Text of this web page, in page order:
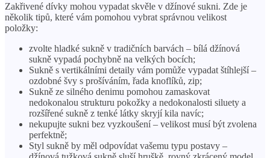
Zakřivené dívky mohou vypadat skvěle v džínové sukni. Zde je
několik tipů, které vám pomohou vybrat správnou velikost
položky:
zvolte hladké sukně v tradičních barvách – bílá džínová
sukně vypadá pochybně na velkých bocích;
Sukně s vertikálními detaily vám pomůže vypadat štíhlejší –
ozdobné švy s prošíváním, řada knoflíků, zip;
Sukně ze silného denimu pomohou zamaskovat
nedokonalou strukturu pokožky a nedokonalosti siluety a
rozšířené sukně z tenké látky skryjí kila navíc;
nekupujte sukni bez vyzkoušení – velikost musí být zvolena
perfektně;
Styl sukně by měl odpovídat vašemu typu postavy –